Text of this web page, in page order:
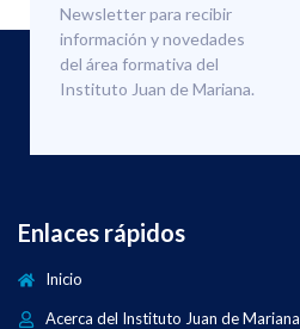
Newsletter para recibir
información y novedades
del área formativa del
Instituto Juan de Mariana.
Enlaces rápidos
Inicio
Acerca del Instituto Juan de Mariana